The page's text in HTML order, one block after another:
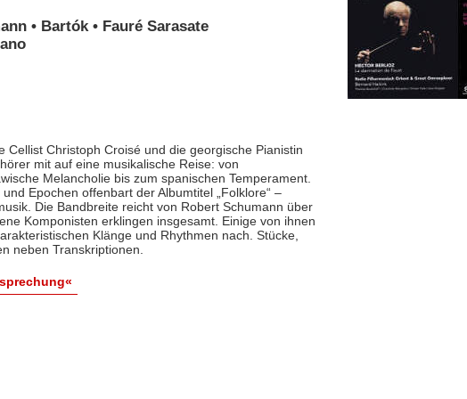
• Bartók • Fauré Sarasate
Cellist Christoph Croisé und die georgische Pianistin
mit auf eine musikalische Reise: von
Melancholie bis zum spanischen Temperament.
Epochen offenbart der Albumtitel „Folklore“ –
Die Bandbreite reicht von Robert Schumann über
Komponisten erklingen insgesamt. Einige von ihnen
Klänge und Rhythmen nach. Stücke,
neben Transkriptionen.